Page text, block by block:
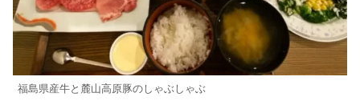
福島県産牛と麓山高原豚のしゃぶしゃぶ